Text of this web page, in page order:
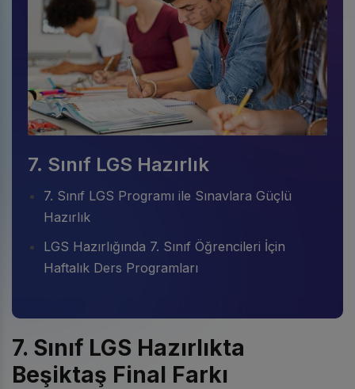
7. Sınıf LGS Hazırlık
7. Sınıf LGS Programı ile Sınavlara Güçlü
Hazırlık
LGS Hazırlığında 7. Sınıf Öğrencileri İçin
Haftalık Ders Programları
7. Sınıf LGS Hazırlıkta
Beşiktaş Final Farkı